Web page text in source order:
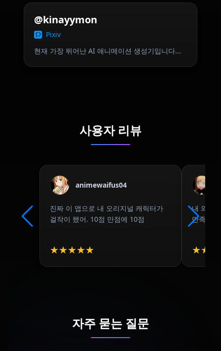
@kinayymon
Pixiv
현재 가장 뛰어난 AI 애니메이션 생성기입니다...
사용자 리뷰
animewaifus04
진짜 이 앱으로 내 오리지널 캐릭터가
걸작이 됐어. 10점 만점에 10점
★★★★★
내 와이
만족.
★★
자주 묻는 질문